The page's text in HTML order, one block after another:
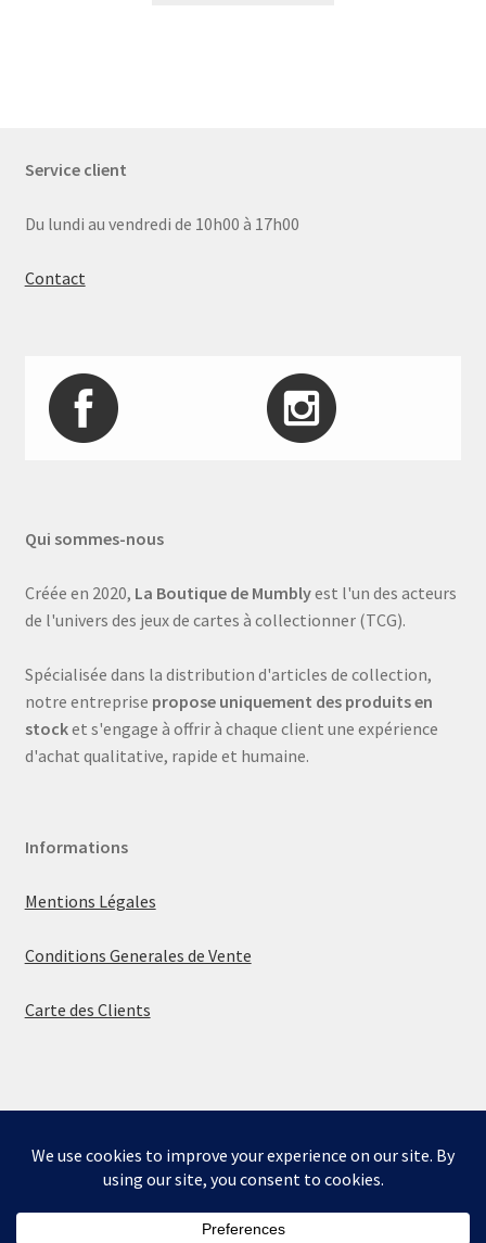
Bienvenue sur la boutique de Mumbly - Cartes de
Service client
Du lundi au vendredi de 10h00 à 17h00
Contact
Qui sommes-nous
Créée en 2020, La Boutique de Mumblyest l'un des acteurs
de l'univers des jeux de cartes à collectionner (TCG).
Spécialisée dans la distribution d'articles de collection,
notre entreprise propose uniquement des produits en
stocket s'engage à offrir à chaque client une expérience
d'achat qualitative, rapide et humaine.
Informations
Mentions Légales
Conditions Generales de Vente
Carte des Clients
© La boutique de Mumbly 2026
Built with WooCommerce.